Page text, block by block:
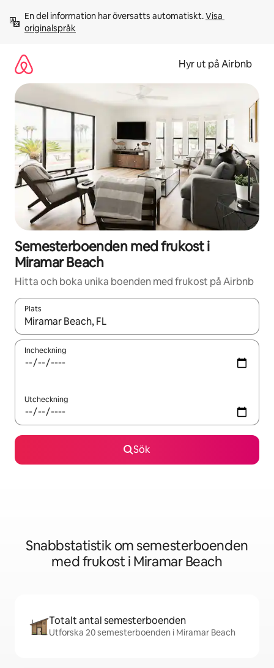
innehåll
En del information har översatts automatiskt. Visa
originalspråk
Hyr ut på Airbnb
Semesterboenden med frukost i
Miramar Beach
Hitta och boka unika boenden med frukost på Airbnb
Plats
När resultaten är tillgängliga kan du navigera med upp- och
Incheckning
Utcheckning
Sök
Snabbstatistik om semesterboenden
med frukost i Miramar Beach
Totalt antal semesterboenden
Utforska 20 semesterboenden i Miramar Beach